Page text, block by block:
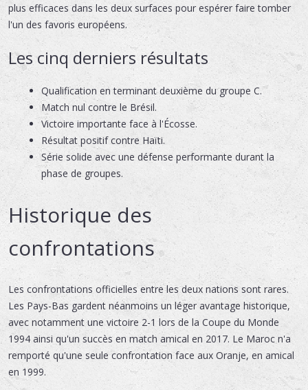
plus efficaces dans les deux surfaces pour espérer faire tomber
l'un des favoris européens.
Les cinq derniers résultats
Qualification en terminant deuxième du groupe C.
Match nul contre le Brésil.
Victoire importante face à l'Écosse.
Résultat positif contre Haïti.
Série solide avec une défense performante durant la
phase de groupes.
Historique des
confrontations
Les confrontations officielles entre les deux nations sont rares.
Les Pays-Bas gardent néanmoins un léger avantage historique,
avec notamment une victoire 2-1 lors de la Coupe du Monde
1994 ainsi qu'un succès en match amical en 2017. Le Maroc n'a
remporté qu'une seule confrontation face aux Oranje, en amical
en 1999.